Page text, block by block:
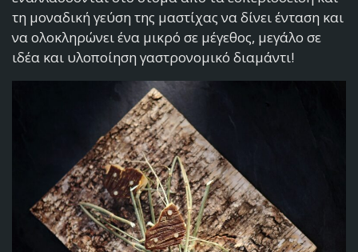
τη μοναδική γεύση της μαστίχας να δίνει ένταση και
να ολοκληρώνει ένα μικρό σε μέγεθος, μεγάλο σε
ιδέα και υλοποίηση γαστρονομικό διαμάντι!